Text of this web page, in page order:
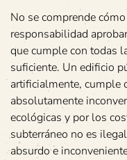
No se comprende
responsabilidad
que cumple con todas
suficiente. Un edificio
artificialmente, cumple
absolutamente
ecológicas y por los
subterráneo no es
absurdo e